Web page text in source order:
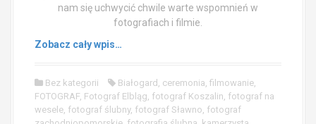
nam się uchwycić chwile warte wspomnień w
fotografiach i filmie.
Zobacz cały wpis…
Bez kategorii Białogard , ceremonia, filmowanie,
FOTOGRAF, Fotograf Elbląg, fotograf Koszalin, fotograf na
wesele, fotograf ślubny, fotograf Sławno, fotograf